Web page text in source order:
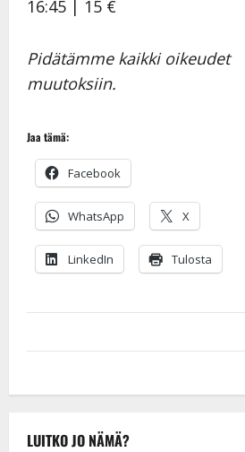
16:45 | 15 €
Pidätämme kaikki oikeudet
muutoksiin.
Jaa tämä:
Facebook
WhatsApp X
LinkedIn Tulosta
LUITKO JO NÄMÄ?